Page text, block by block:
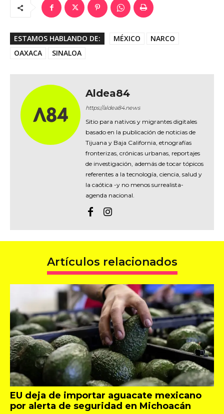
ESTAMOS HABLANDO DE: MÉXICO
NARCO
OAXACA
SINALOA
Aldea84
https://aldea84.news
Sitio para nativos y migrantes digitales
basado en la publicación de noticias de
Tijuana y Baja California, etnografías
fronterizas, crónicas urbanas, reportajes
de investigación, además de tocar tópicos
referentes a la tecnología, ciencia, salud y
la caótica -y no menos surrealista-
agenda nacional.
Artículos relacionados
EU deja de importar aguacate mexicano
por alerta de seguridad en Michoacán